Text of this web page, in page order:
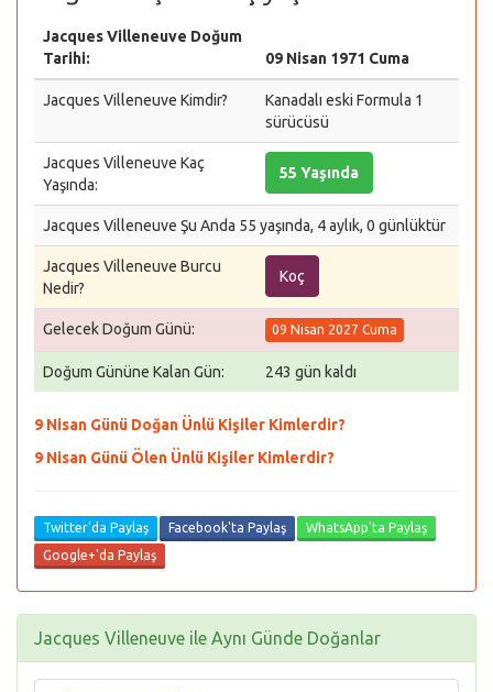
Jacques Villeneuve Doğum
Tarihi:
09 Nisan 1971 Cuma
Jacques Villeneuve Kimdir?
Kanadalı eski Formula 1
sürücüsü
Jacques Villeneuve Kaç
Yaşında:
55 Yaşında
Jacques Villeneuve Şu Anda 55 yaşında, 4 aylık, 0 günlüktür
Jacques Villeneuve Burcu
Nedir?
Koç
Gelecek Doğum Günü: 09 Nisan 2027 Cuma
Doğum Gününe Kalan Gün: 243 gün kaldı
9 Nisan Günü Doğan Ünlü Kişiler Kimlerdir?
9 Nisan Günü Ölen Ünlü Kişiler Kimlerdir?
Twitter'da Paylaş Facebook'ta Paylaş
WhatsApp'ta Paylaş
Google+'da Paylaş
Jacques Villeneuve ile Aynı Günde Doğanlar